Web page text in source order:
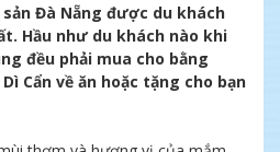
sản Đà Nẵng được du khách
Hầu như du khách nào khi
đều phải mua cho bằng
Cẩn về ăn hoặc tặng cho bạn